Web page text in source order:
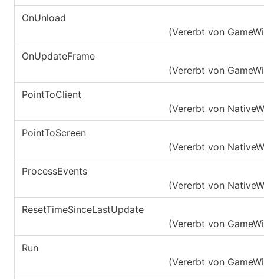
OnUnload
(Vererbt von
OnUpdateFrame
(Vererbt von
PointToClient
(Vererbt von
PointToScreen
(Vererbt von
ProcessEvents
(Vererbt von
ResetTimeSinceLastUpdate
(Vererbt von
Run
(Vererbt von